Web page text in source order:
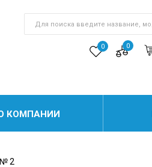
0 0
КОМПАНИИ
№ 2